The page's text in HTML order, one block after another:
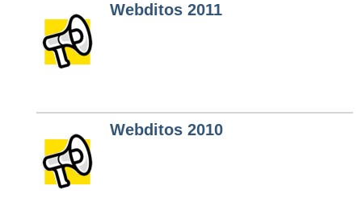
Webditos 2011
Webditos 2010